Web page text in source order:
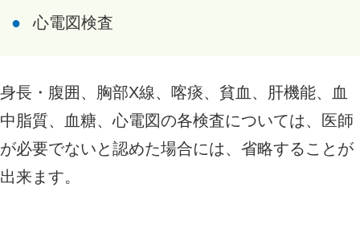
心電図検査
身長・腹囲、胸部X線、喀痰、貧血、肝機能、血
中脂質、血糖、心電図の各検査については、医師
が必要でないと認めた場合には、省略することが
出来ます。